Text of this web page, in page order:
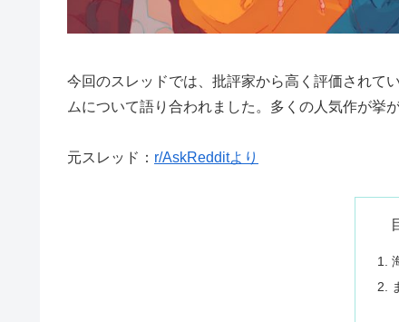
今回のスレッドでは、批評家から高く評価されて
ムについて語り合われました。多くの人気作が挙
元スレッド： r/AskRedditより